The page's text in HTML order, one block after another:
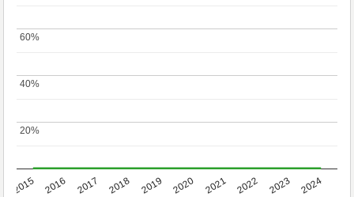
2015 2016 2017 2018 2019 2020 2021 2022 2023 2024
20%
20%
40%
40%
60%
60%